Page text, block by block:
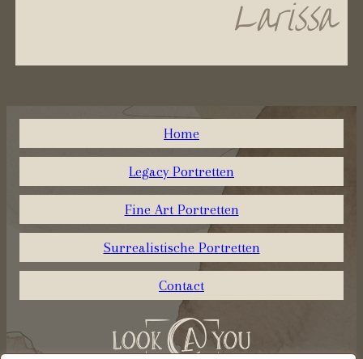
Larissa
Home
Legacy Portretten
Fine Art Portretten
Surrealistische Portretten
Contact